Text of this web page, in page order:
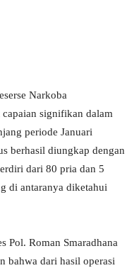
Narkoba
signifikan dalam
periode Januari
berhasil diungkap dengan
dari 80 pria dan 5
di antaranya diketahui
Pol. Roman Smaradhana
bahwa dari hasil operasi